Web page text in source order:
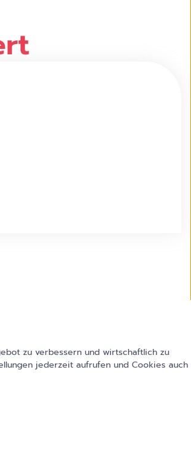
zu verbessern und wirtschaftlich zu
jederzeit aufrufen und Cookies auch